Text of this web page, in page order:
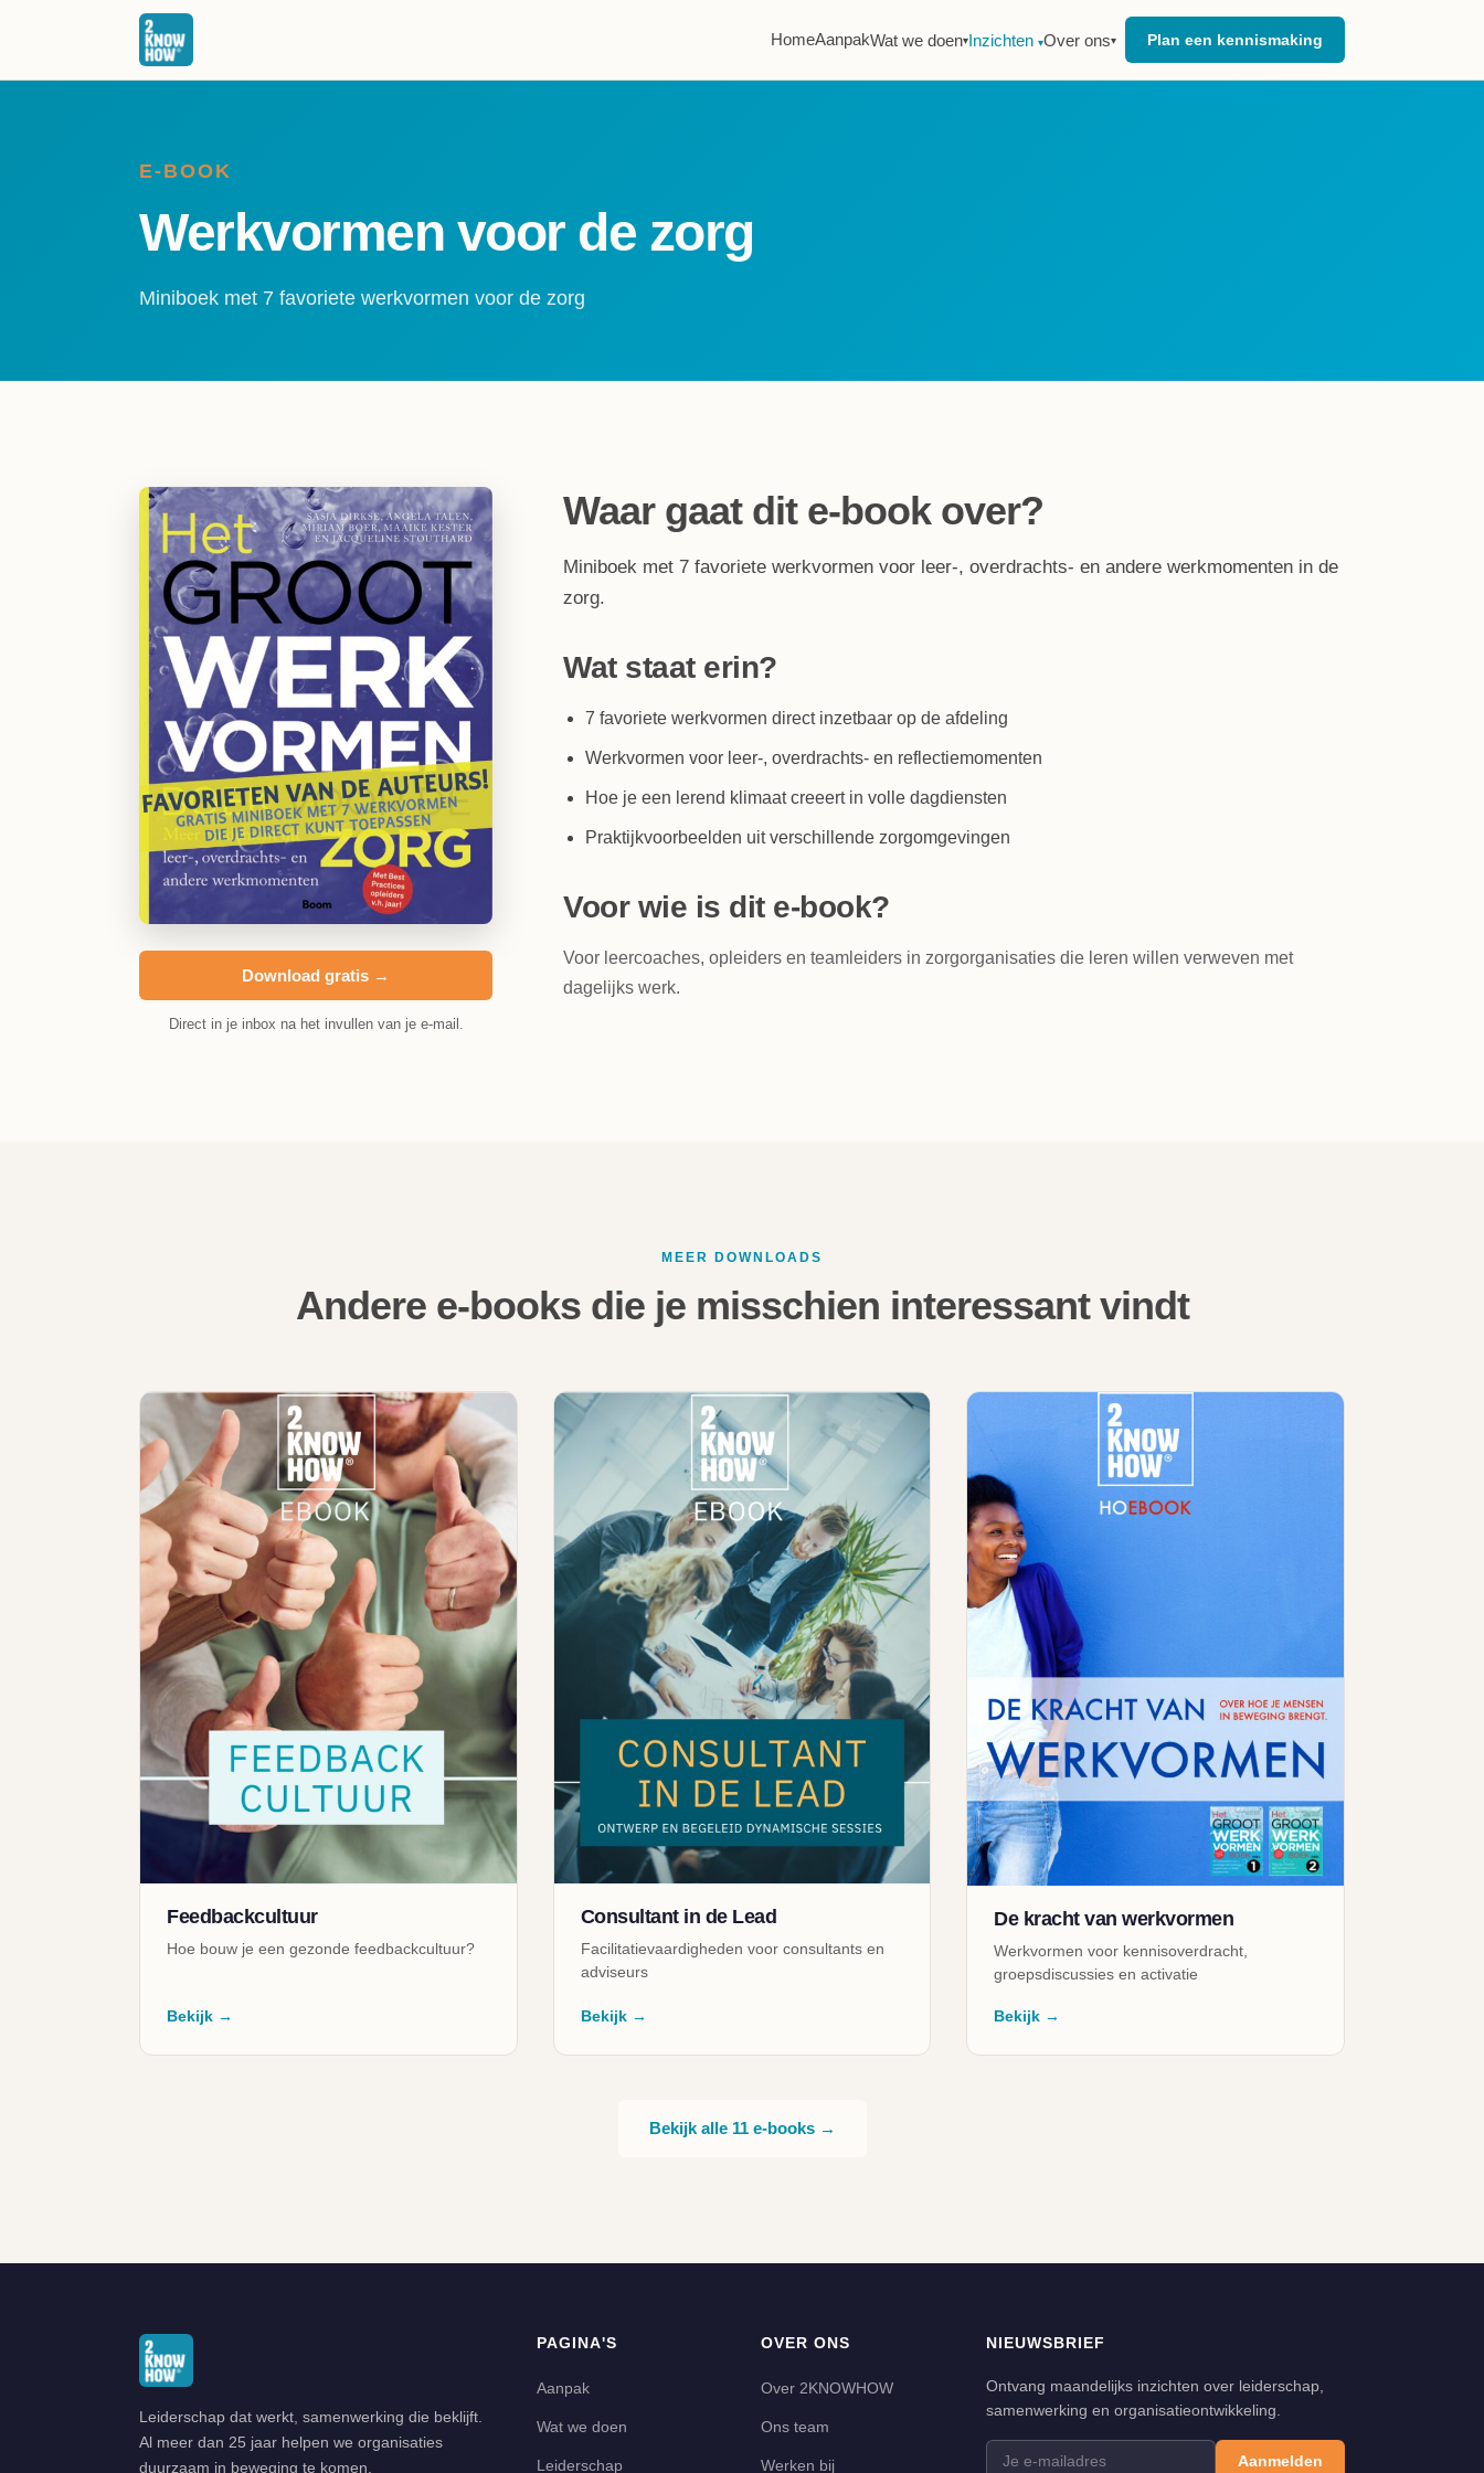
HomeAanpakWat we doen▾Inzichten ▾Over ons▾ Plan een kennismaking
E-BOOK
Werkvormen voor de zorg
Miniboek met 7 favoriete werkvormen voor de zorg
Download gratis →
Direct in je inbox na het invullen van je e-mail.
Waar gaat dit e-book over?
Miniboek met 7 favoriete werkvormen voor leer-, overdrachts- en andere werkmomenten in de
zorg.
Wat staat erin?
7 favoriete werkvormen direct inzetbaar op de afdeling
Werkvormen voor leer-, overdrachts- en reflectiemomenten
Hoe je een lerend klimaat creeert in volle dagdiensten
Praktijkvoorbeelden uit verschillende zorgomgevingen
Voor wie is dit e-book?
Voor leercoaches, opleiders en teamleiders in zorgorganisaties die leren willen verweven met
dagelijks werk.
MEER DOWNLOADS
Andere e-books die je misschien interessant vindt
Feedbackcultuur
Hoe bouw je een gezonde feedbackcultuur?
Bekijk →
Consultant in de Lead
Facilitatievaardigheden voor consultants en
adviseurs
Bekijk →
De kracht van werkvormen
Werkvormen voor kennisoverdracht,
groepsdiscussies en activatie
Bekijk →
Bekijk alle 11 e-books →
GRATIS DOWNLOAD
Leiderschap dat werkt, samenwerking die beklijft.
Al meer dan 25 jaar helpen we organisaties
duurzaam in beweging te komen.
PAGINA'S
Aanpak
Wat we doen
Leiderschap
OVER ONS
Over 2KNOWHOW
Ons team
Werken bij
NIEUWSBRIEF
Ontvang maandelijks inzichten over leiderschap,
samenwerking en organisatieontwikkeling.
Aanmelden